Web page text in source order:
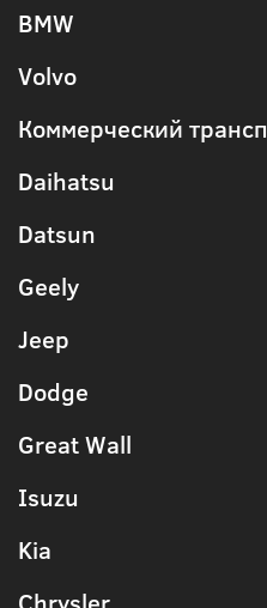
BMW
Volvo
Коммерческий
Daihatsu
Datsun
Geely
Jeep
Dodge
Great Wall
Isuzu
Kia
Chrysler